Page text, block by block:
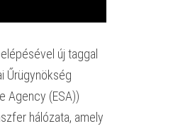
új taggal
Űrügynökség
Agency (ESA))
hálózata, amely